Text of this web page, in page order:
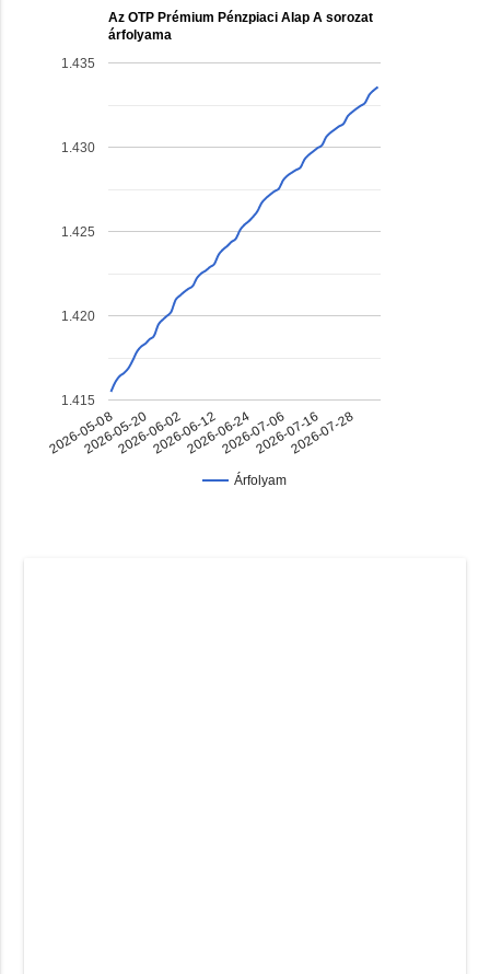
Az OTP Prémium Pénzpiaci Alap A sorozat
árfolyama
Árfolyam
2026-05-082026-05-202026-06-022026-06-122026-06-242026-07-062026-07-162026-07-28
1.415
1.420
1.425
1.430
1.435